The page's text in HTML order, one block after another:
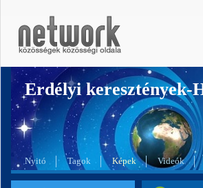
Erdélyi
Nyitó Tagok Képek Videók